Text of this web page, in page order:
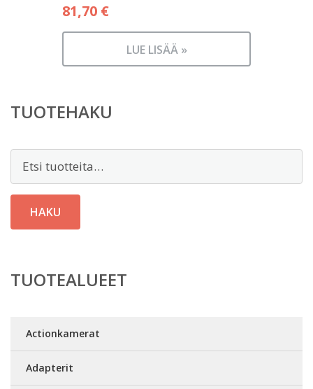
81,70 €
LUE LISÄÄ »
TUOTEHAKU
Etsi:
HAKU
TUOTEALUEET
Actionkamerat
Adapterit